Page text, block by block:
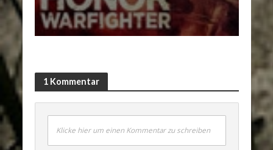
1 Kommentar
Klicke hier um einen Kommentar zu schreiben